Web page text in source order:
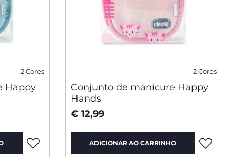
2 Cores
Happy
2 Cores
Conjunto de manicure Happy
Hands
€ 12,99
ADICIONAR AO CARRINHO